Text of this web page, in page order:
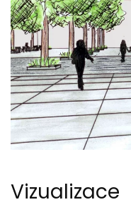
Vizualizace